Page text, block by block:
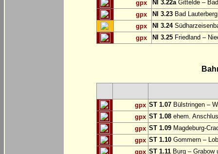
gpx
NI 3.22aGittelde –
gpx
NI 3.23 Bad
gpx
NI 3.24
gpx
NI 3.25 Friedland –
gpx ST 1.07 Bülstringen –
gpx ST 1.08 ehem.
gpx ST 1.09 Magdeburg-
gpx ST 1.10 Gommern –
gpx ST 1.11 Burg – Grabow